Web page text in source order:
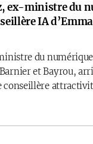
ex-ministre du
IA
du
et Bayrou,
conseillère